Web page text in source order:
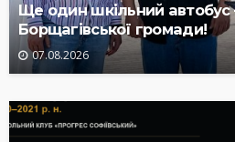
Ще один шкільний
Борщагівської громади!
07.08.2026